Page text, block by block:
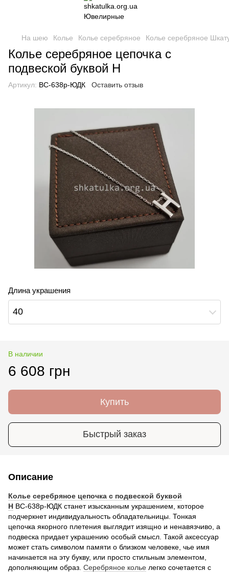
На шею Колье Колье серебряное Колье серебряное
Колье серебряное цепочка с
подвеской буквой Н
Артикул: ВС-638р-ЮДК Оставить отзыв
Длина украшения
40
В наличии
6 608 грн
Купить
Быстрый заказ
Описание
Колье серебряное цепочка с подвеской буквой
Н ВС-638р-ЮДК станет изысканным украшением, которое
подчеркнет индивидуальность обладательницы. Тонкая
цепочка якорного плетения выглядит изящно и ненавязчиво, а
подвеска придает украшению особый смысл. Такой аксессуар
может стать символом памяти о близком человеке, чье имя
начинается на эту букву, или просто стильным элементом,
дополняющим образ. Серебряное колье легко сочетается с